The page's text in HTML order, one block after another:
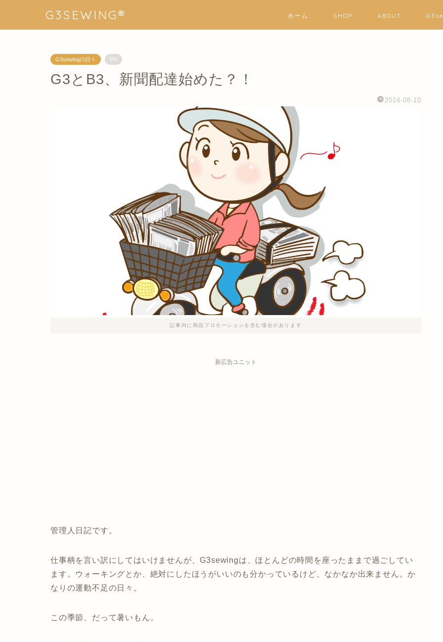
G3SEWING®︎ ホーム SHOP ABOUT
G3sewingの日々 PR
G3とB3、新聞配達始めた？！
2024-08-10
記事内に商品プロモーションを含む場合があります
新広告ユニット
管理人日記です。
仕事柄を言い訳にしてはいけませんが、G3sewingは、ほとんどの時間を座ったままで過ごしてい
ます。ウォーキングとか、絶対にしたほうがいいのも分かっているけど、なかなか出来ません。か
なりの運動不足の日々。
この季節、だって暑いもん。